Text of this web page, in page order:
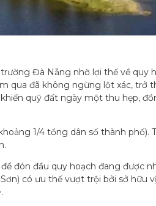
Đà Nẵng nhờ lợi thế về quy
qua đã không ngừng lột xác, trở
quỹ đất ngày một thu hẹp,
1/4 tổng dân số thành phố).
đón đầu quy hoạch đang được
có ưu thế vượt trội bởi sở hữu